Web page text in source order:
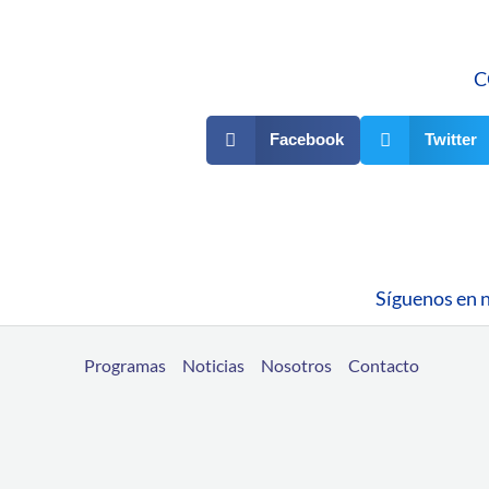
Facebook Twitter
Síguenos en
Programas Noticias Nosotros Contacto